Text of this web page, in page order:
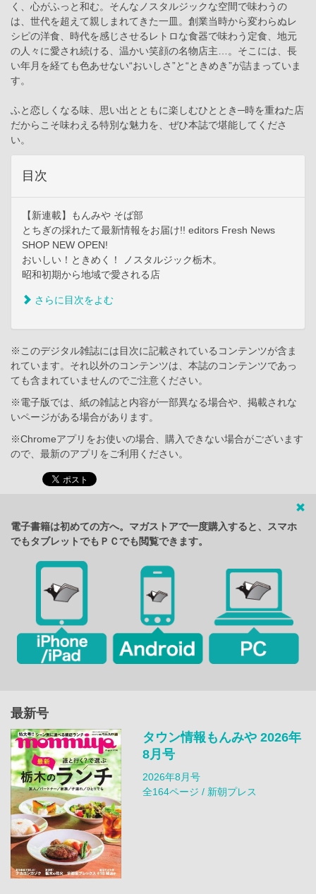
く、心がふっと和む。そんなノスタルジックな空間で味わうの
は、世代を超えて親しまれてきた一皿。創業当時から変わらぬレ
シピの洋食、時代を感じさせるレトロな食器で味わう定食、地元
の人々に愛され続ける、温かい笑顔の名物店主…。そこには、長
い年月を経ても色あせない“おいしさ”と“ときめき”が詰まっていま
す。
ふと恋しくなる味、思い出とともに楽しむひととき─時を重ねた店
だからこそ味わえる特別な魅力を、ぜひ本誌で堪能してくださ
い。
目次
【新連載】もんみや そば部
とちぎの採れたて最新情報をお届け!! editors Fresh News
SHOP NEW OPEN!
おいしい！ときめく！ ノスタルジック栃木。
昭和初期から地域で愛される店
さらに目次をよむ
※このデジタル雑誌には目次に記載されているコンテンツが含ま
れています。それ以外のコンテンツは、本誌のコンテンツであっ
ても含まれていませんのでご注意ください。
※電子版では、紙の雑誌と内容が一部異なる場合や、掲載されな
いページがある場合があります。
※Chromeアプリをお使いの場合、購入できない場合がございます
ので、最新のアプリをご利用ください。
電子書籍は初めての方へ。マガストアで一度購入すると、スマホ
でもタブレットでもＰＣでも閲覧できます。
最新号
タウン情報もんみや 2026年
8月号
2026年8月号
全164ページ / 新朝プレス